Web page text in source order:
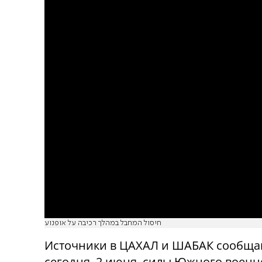
חיסול המחבל במהלך רכיבה על אופנוע
Источники в ЦАХАЛ и ШАБАК